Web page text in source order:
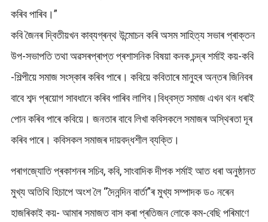
কৰিব পাৰিব।”
কবি জৈনৰ দ্বিতীয়খন কাব্যগ্ৰন্থ উন্মোচন কৰি অসম সাহিত্য সভাৰ প্ৰাক্তন
উপ-সভাপতি তথা অৱসৰপ্ৰাপ্ত প্ৰশাসনিক বিষয়া কনক চন্দ্ৰ শৰ্মাই কয়-কবি
-শিল্পীয়ে সমাজ সংস্কাৰ কৰিব পাৰে। কবিয়ে কবিতাৰে মানুহৰ অন্তৰ জিনিবৰ
বাবে শব্দ প্ৰয়োগ সাবধানে কৰিব পাৰিব লাগিব।বিধ্বস্ত সমাজ এখন থন ধৰাই
পোন কৰিব পাৰে কবিয়ে। জনতাৰ বাবে লিখা কবিসকলে সমাজৰ অস্থিৰতা দূৰ‌
কৰিব পাৰে। কবিসকল সমাজৰ দায়বদ্ধশীল ব্যক্তি।
পৰাগজ্যোতি প্ৰকাশনৰ সচিব, কবি, সাংবাদিক দীপক শৰ্মাই আত ধৰা অনুষ্ঠানত
মুখ্য অতিথি হিচাপে অংশ লৈ “দৈনন্দিন বাৰ্তা”ৰ মুখ্য সম্পাদক ড০ নৰেন
হাজৰিকাই কয়- আমাৰ সমাজত বাস কৰা প্ৰতিজন লোকে কম-বেছি পৰিমাণে